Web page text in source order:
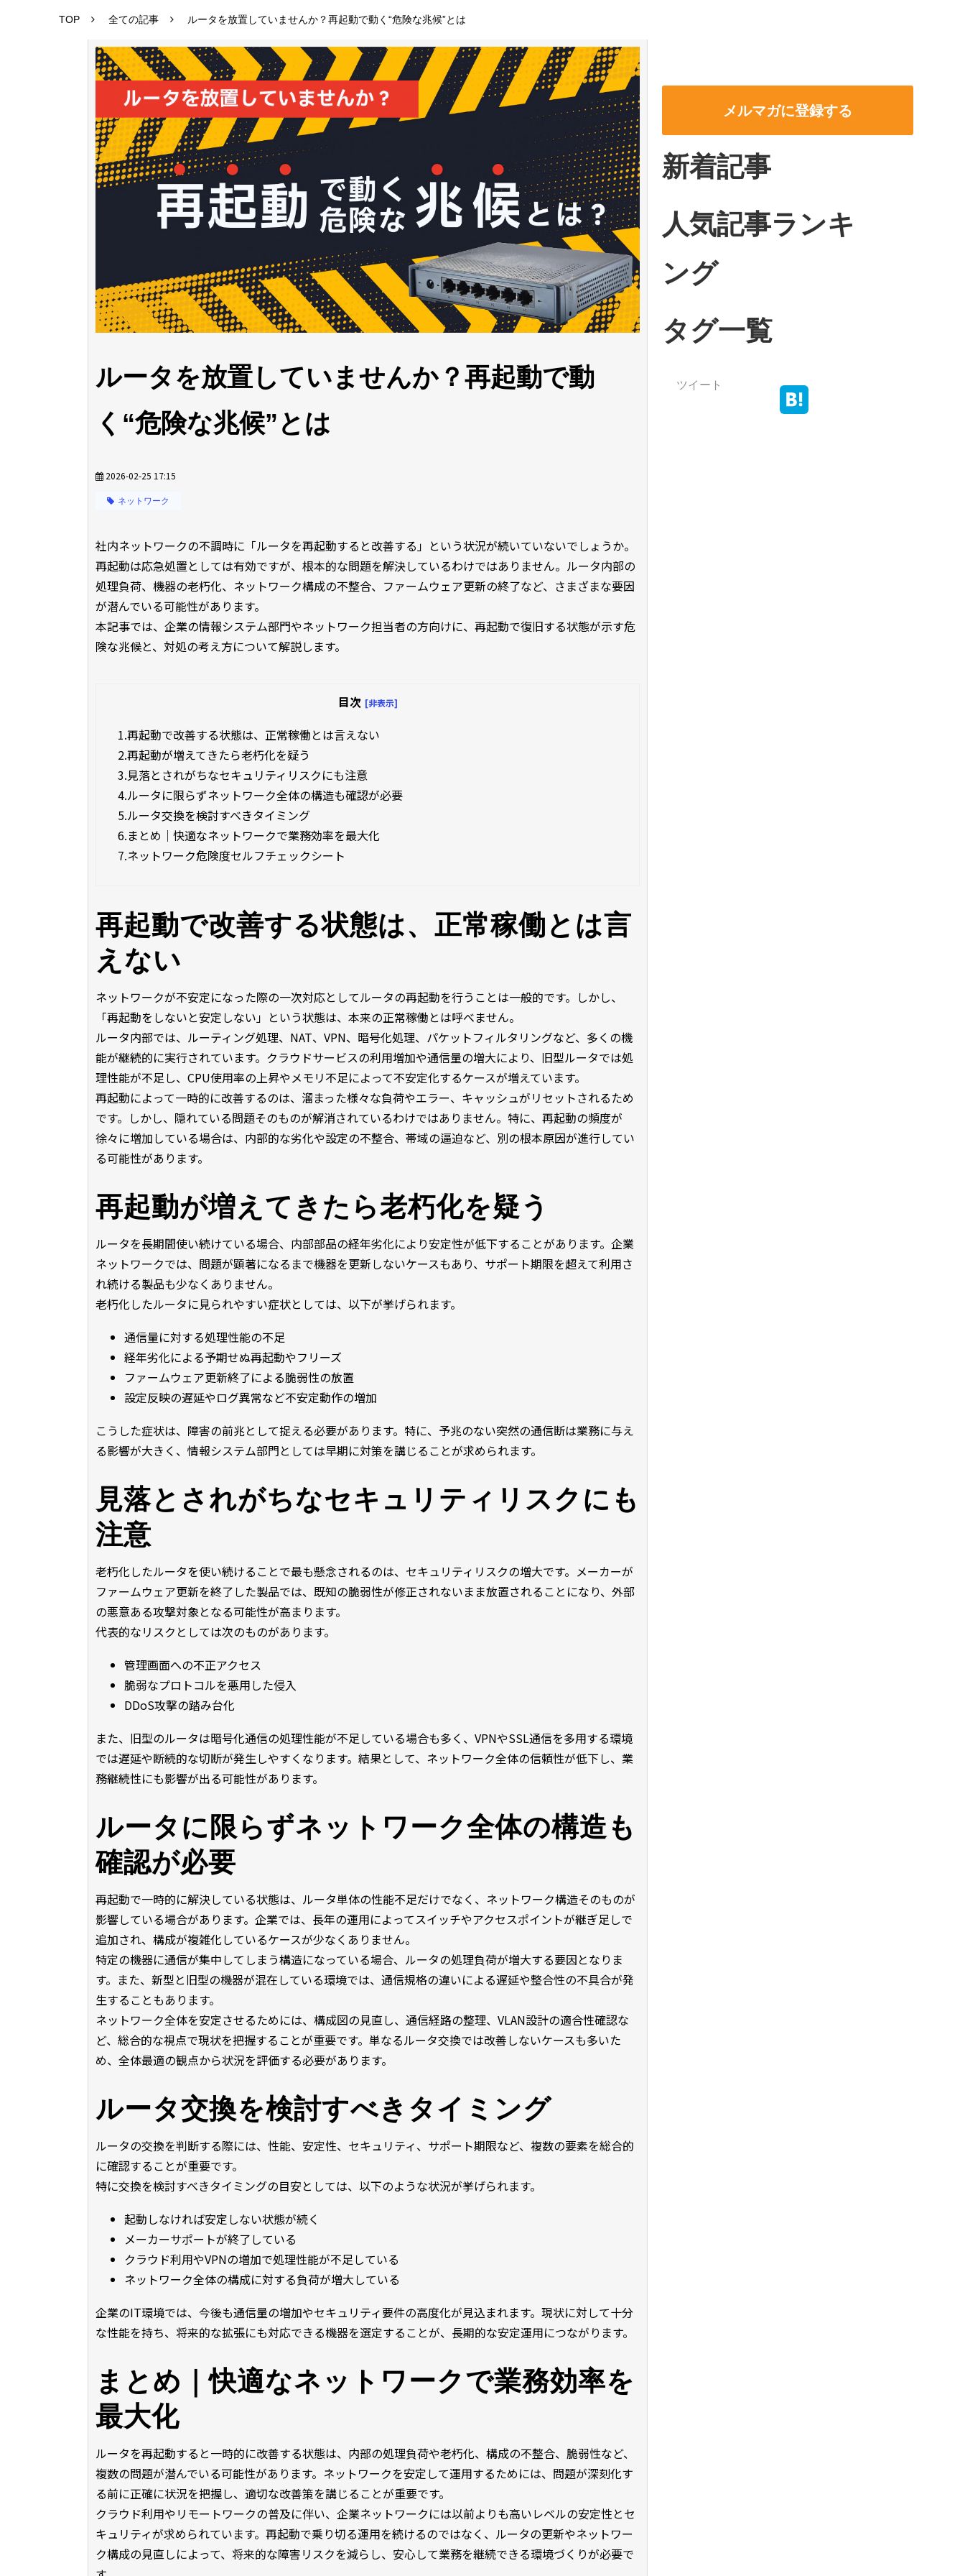
TOP 全ての記事 ルータを放置していませんか？再起動で動く“危険な兆候”とは
ルータを放置していませんか？再起動で動
く“危険な兆候”とは
2026-02-25 17:15
ネットワーク
社内ネットワークの不調時に「ルータを再起動すると改善する」という状況が続いていないでしょうか。
再起動は応急処置としては有効ですが、根本的な問題を解決しているわけではありません。ルータ内部の
処理負荷、機器の老朽化、ネットワーク構成の不整合、ファームウェア更新の終了など、さまざまな要因
が潜んでいる可能性があります。
本記事では、企業の情報システム部門やネットワーク担当者の方向けに、再起動で復旧する状態が示す危
険な兆候と、対処の考え方について解説します。
目次 [非表示]
1.再起動で改善する状態は、正常稼働とは言えない
2.再起動が増えてきたら老朽化を疑う
3.見落とされがちなセキュリティリスクにも注意
4.ルータに限らずネットワーク全体の構造も確認が必要
5.ルータ交換を検討すべきタイミング
6.まとめ｜快適なネットワークで業務効率を最大化
7.ネットワーク危険度セルフチェックシート
再起動で改善する状態は、正常稼働とは言
えない
ネットワークが不安定になった際の一次対応としてルータの再起動を行うことは一般的です。しかし、
「再起動をしないと安定しない」という状態は、本来の正常稼働とは呼べません。
ルータ内部では、ルーティング処理、NAT、VPN、暗号化処理、パケットフィルタリングなど、多くの機
能が継続的に実行されています。クラウドサービスの利用増加や通信量の増大により、旧型ルータでは処
理性能が不足し、CPU使用率の上昇やメモリ不足によって不安定化するケースが増えています。
再起動によって一時的に改善するのは、溜まった様々な負荷やエラー、キャッシュがリセットされるため
です。しかし、隠れている問題そのものが解消されているわけではありません。特に、再起動の頻度が
徐々に増加している場合は、内部的な劣化や設定の不整合、帯域の逼迫など、別の根本原因が進行してい
る可能性があります。
再起動が増えてきたら老朽化を疑う
ルータを長期間使い続けている場合、内部部品の経年劣化により安定性が低下することがあります。企業
ネットワークでは、問題が顕著になるまで機器を更新しないケースもあり、サポート期限を超えて利用さ
れ続ける製品も少なくありません。
老朽化したルータに見られやすい症状としては、以下が挙げられます。
通信量に対する処理性能の不足
経年劣化による予期せぬ再起動やフリーズ
ファームウェア更新終了による脆弱性の放置
設定反映の遅延やログ異常など不安定動作の増加
こうした症状は、障害の前兆として捉える必要があります。特に、予兆のない突然の通信断は業務に与え
る影響が大きく、情報システム部門としては早期に対策を講じることが求められます。
見落とされがちなセキュリティリスクにも
注意
老朽化したルータを使い続けることで最も懸念されるのは、セキュリティリスクの増大です。メーカーが
ファームウェア更新を終了した製品では、既知の脆弱性が修正されないまま放置されることになり、外部
の悪意ある攻撃対象となる可能性が高まります。
代表的なリスクとしては次のものがあります。
管理画面への不正アクセス
脆弱なプロトコルを悪用した侵入
DDoS攻撃の踏み台化
また、旧型のルータは暗号化通信の処理性能が不足している場合も多く、VPNやSSL通信を多用する環境
では遅延や断続的な切断が発生しやすくなります。結果として、ネットワーク全体の信頼性が低下し、業
務継続性にも影響が出る可能性があります。
ルータに限らずネットワーク全体の構造も
確認が必要
再起動で一時的に解決している状態は、ルータ単体の性能不足だけでなく、ネットワーク構造そのものが
影響している場合があります。企業では、長年の運用によってスイッチやアクセスポイントが継ぎ足しで
追加され、構成が複雑化しているケースが少なくありません。
特定の機器に通信が集中してしまう構造になっている場合、ルータの処理負荷が増大する要因となりま
す。また、新型と旧型の機器が混在している環境では、通信規格の違いによる遅延や整合性の不具合が発
生することもあります。
ネットワーク全体を安定させるためには、構成図の見直し、通信経路の整理、VLAN設計の適合性確認な
ど、総合的な視点で現状を把握することが重要です。単なるルータ交換では改善しないケースも多いた
め、全体最適の観点から状況を評価する必要があります。
ルータ交換を検討すべきタイミング
ルータの交換を判断する際には、性能、安定性、セキュリティ、サポート期限など、複数の要素を総合的
に確認することが重要です。
特に交換を検討すべきタイミングの目安としては、以下のような状況が挙げられます。
起動しなければ安定しない状態が続く
メーカーサポートが終了している
クラウド利用やVPNの増加で処理性能が不足している
ネットワーク全体の構成に対する負荷が増大している
企業のIT環境では、今後も通信量の増加やセキュリティ要件の高度化が見込まれます。現状に対して十分
な性能を持ち、将来的な拡張にも対応できる機器を選定することが、長期的な安定運用につながります。
まとめ｜快適なネットワークで業務効率を
最大化
ルータを再起動すると一時的に改善する状態は、内部の処理負荷や老朽化、構成の不整合、脆弱性など、
複数の問題が潜んでいる可能性があります。ネットワークを安定して運用するためには、問題が深刻化す
る前に正確に状況を把握し、適切な改善策を講じることが重要です。
クラウド利用やリモートワークの普及に伴い、企業ネットワークには以前よりも高いレベルの安定性とセ
キュリティが求められています。再起動で乗り切る運用を続けるのではなく、ルータの更新やネットワー
ク構成の見直しによって、将来的な障害リスクを減らし、安心して業務を継続できる環境づくりが必要で
メルマガに登録する
新着記事
人気記事ランキ
ング
タグ一覧
ツイート